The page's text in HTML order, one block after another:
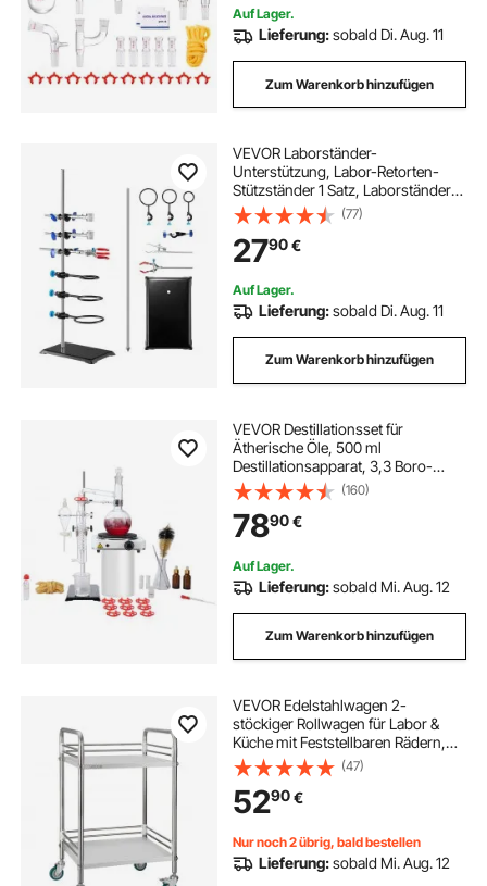
Auf Lager.
Lieferung:sobald Di. Aug. 11
Zum Warenkorb hinzufügen
VEVOR Laborständer-
Unterstützung, Labor-Retorten-
Stützständer 1 Satz, Laborständer
aus Stahl mit 60 cm Stab & 210,82 x
135 mm Gusseisenbasis, inkl.
Kolbenklemmen, Bürettenklemmen
und Kreuzklemmen
(77)
2790€
Auf Lager.
Lieferung:sobald Di. Aug. 11
Zum Warenkorb hinzufügen
VEVOR Destillationsset für
Ätherische Öle, 500 ml
Destillationsapparat, 3,3 Boro-
Laborglas-Destillationsset mit 1000
W Heizplatte und 24, 40 Gelenken,
33-teiliges Set
(160)
7890€
Auf Lager.
Lieferung:sobald Mi. Aug. 12
Zum Warenkorb hinzufügen
VEVOR Edelstahlwagen 2-
stöckiger Rollwagen für Labor &
Küche mit Feststellbaren Rädern,
Servierwagen für Medizinische
Einrichtungen, Mobiles
Serviertablett für Krankenhäuser
Restaurants Küchen
(47)
5290€
Nur noch 2 übrig, bald bestellen
Lieferung:sobald Mi. Aug. 12